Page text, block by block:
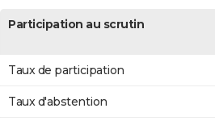
Participation au scrutin
Taux de participation
Taux d'abstention